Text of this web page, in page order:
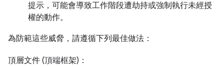
提示，可能會導致工作階段遭劫持或強制執行未經授
權的動作。
為防範這些威脅，請遵循下列最佳做法：
頂層文件 (頂端框架)：